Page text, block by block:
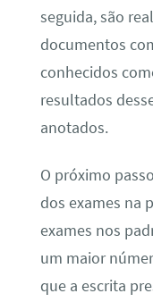
seguida, são
documentos
conhecidos
resultados
anotados.
O próximo
dos exames na
exames nos
um maior
que a escrita